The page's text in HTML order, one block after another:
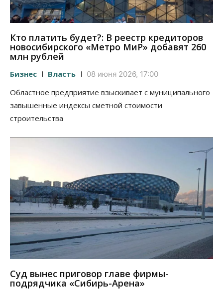
Кто платить будет?: В реестр кредиторов
новосибирского «Метро МиР» добавят 260
млн рублей
Бизнес Власть 08 июня 2026, 17:00
Областное предприятие взыскивает с муниципального
завышенные индексы сметной стоимости
строительства
Суд вынес приговор главе фирмы-
подрядчика «Сибирь-Арена»